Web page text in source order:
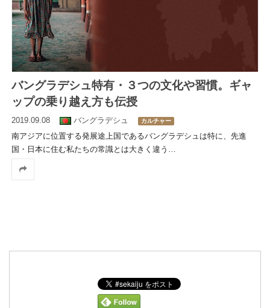
バングラデシュ特有・３つの文化や習慣。ギャ
ップの乗り越え方も伝授
2019.09.08 バングラデシュ カルチャー
南アジアに位置する発展途上国であるバングラデシュは特に、先進
国・日本に住む私たちの常識とは大きく違う …